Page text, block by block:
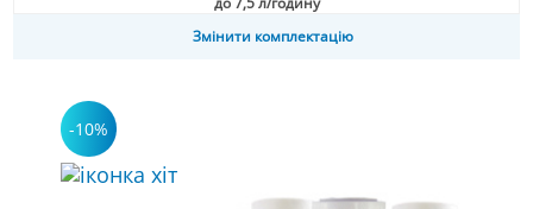
Змінити комплектацію
-10%